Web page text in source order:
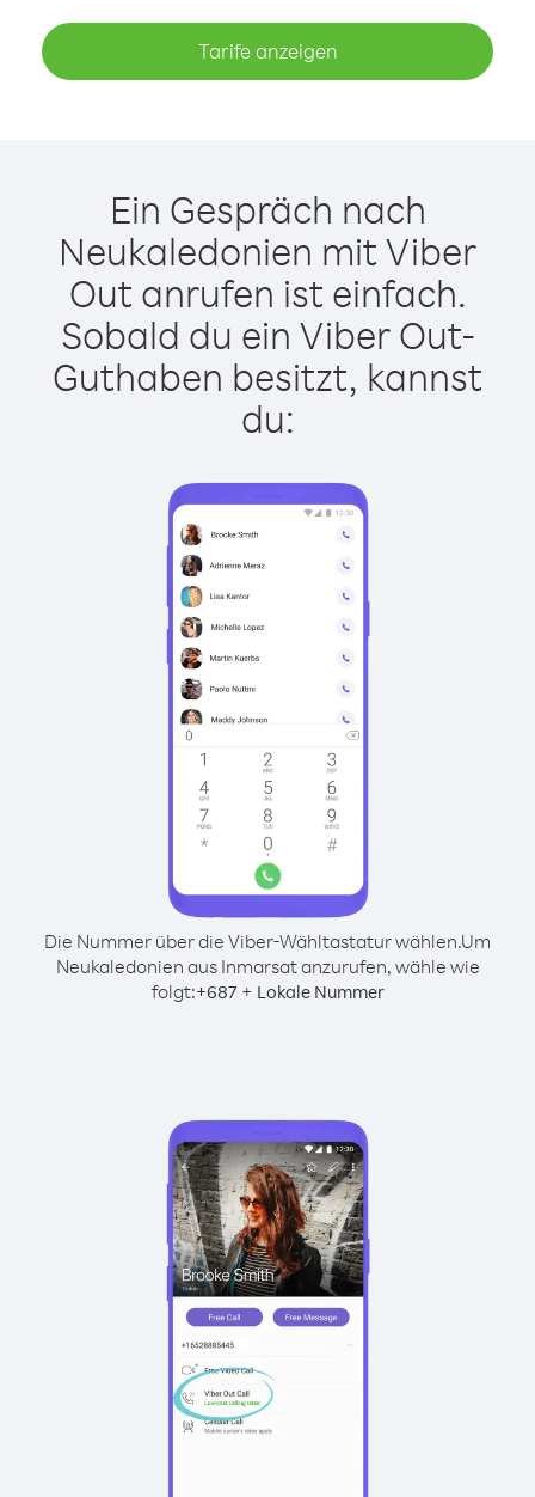
Tarife anzeigen
Ein Gespräch nach
Neukaledonien mit Viber
Out anrufen ist einfach.
Sobald du ein Viber Out-
Guthaben besitzt, kannst
du:
Die Nummer über die Viber-Wähltastatur wählen.Um
Neukaledonien aus Inmarsat anzurufen, wähle wie
folgt:+687+ Lokale Nummer